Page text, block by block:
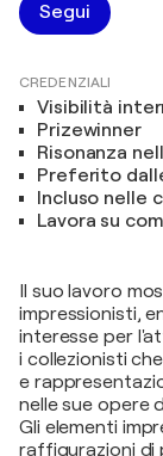
Segui
CREDENZIALI
Visibilità
Prizewinner
Risonanza
Preferito
Incluso nelle
Lavora su
Il suo lavoro
impressionisti,
interesse per
i collezionisti
e
nelle sue opere
Gli elementi
raffigurazioni di